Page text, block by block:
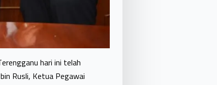
hari ini telah
Rusli, Ketua Pegawai